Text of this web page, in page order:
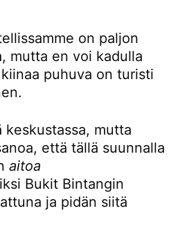
on paljon
mutta en voi kadulla
puhuva on turisti
keskustassa, mutta
että tällä suunnalla
aitoa
Bukit Bintangin
ja pidän siitä